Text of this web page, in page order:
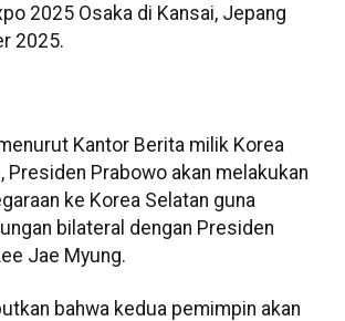
2025 Osaka di Kansai, Jepang
2025.
Kantor Berita milik Korea
Presiden Prabowo akan melakukan
ke Korea Selatan guna
bilateral dengan Presiden
Jae Myung.
bahwa kedua pemimpin akan